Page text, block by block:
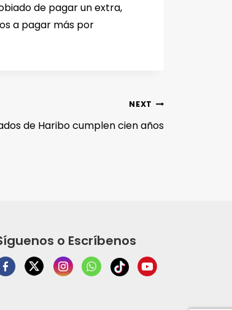
de pagar un extra,
a pagar más por
NEXT
de Haribo cumplen cien años
o Escríbenos